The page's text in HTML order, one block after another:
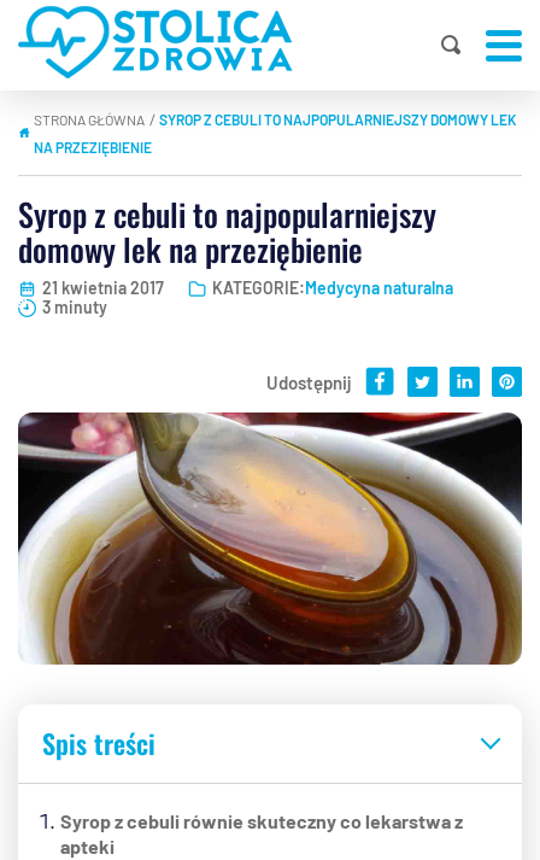
STRONA GŁÓWNA | SYROP Z CEBULI TO NAJPOPULARNIEJSZY DOMOWY LEK
NA PRZEZIĘBIENIE
Syrop z cebuli to najpopularniejszy
domowy lek na przeziębienie
21 kwietnia 2017 KATEGORIE:Medycyna naturalna
3 minuty
Udostępnij
Spis treści
Syrop z cebuli równie skuteczny co lekarstwa z
apteki